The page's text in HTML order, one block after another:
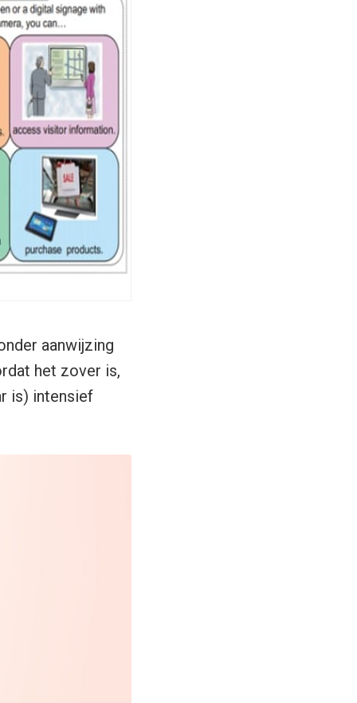
aanwijzing
het zover is,
is) intensief